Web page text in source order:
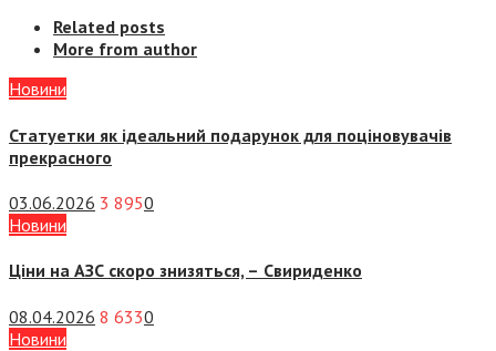
Related posts
More from author
Новини
Статуетки як ідеальний подарунок для поціновувачів
прекрасного
03.06.2026 3 8950
Новини
Ціни на АЗС скоро знизяться, – Свириденко
08.04.2026 8 6330
Новини